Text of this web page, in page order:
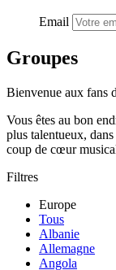
Email
Groupes
Bienvenue aux fans
Vous êtes au bon
plus talentueux,
coup de cœur
Filtres
Europe
Tous
Albanie
Allemagne
Angola